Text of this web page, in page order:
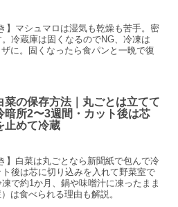
】マシュマロは湿気も乾燥も苦手。密
冷蔵庫は固くなるのでNG、冷凍は
に。固くなったら食パンと一晩で復
菜の保存方法｜丸ごとは立てて
暗所2〜3週間・カット後は芯
止めて冷蔵
】白菜は丸ごとなら新聞紙で包んで冷
後は芯に切り込みを入れて野菜室で
で約1か月、鍋や味噌汁に凍ったまま
は食べられる理由も解説。